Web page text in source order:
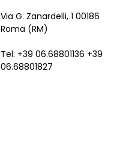
Via G. Zanardelli, 1 00186
Roma (RM)
Tel: +39 06.68801136 +39
06.68801827